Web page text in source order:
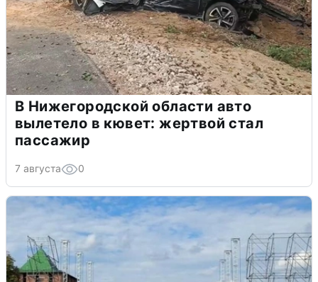
В Нижегородской области авто
вылетело в кювет: жертвой стал
пассажир
7 августа 0